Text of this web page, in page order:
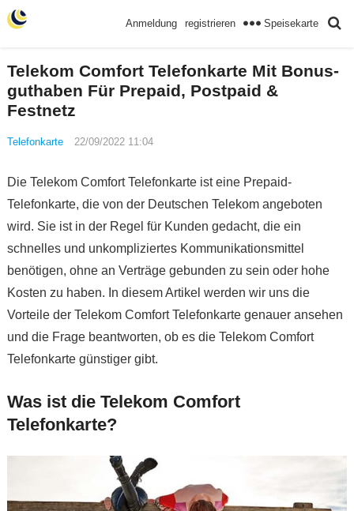
Anmeldung registrieren Speisekarte
Telekom Comfort Telefonkarte Mit Bonus-
guthaben Für Prepaid, Postpaid &
Festnetz
Telefonkarte 22/09/2022 11:04
Die Telekom Comfort Telefonkarte ist eine Prepaid-
Telefonkarte, die von der Deutschen Telekom angeboten
wird. Sie ist in der Regel für Kunden gedacht, die ein
schnelles und unkompliziertes Kommunikationsmittel
benötigen, ohne an Verträge gebunden zu sein oder hohe
Kosten zu haben. In diesem Artikel werden wir uns die
Vorteile der Telekom Comfort Telefonkarte genauer ansehen
und die Frage beantworten, ob es die Telekom Comfort
Telefonkarte günstiger gibt.
Was ist die Telekom Comfort
Telefonkarte?